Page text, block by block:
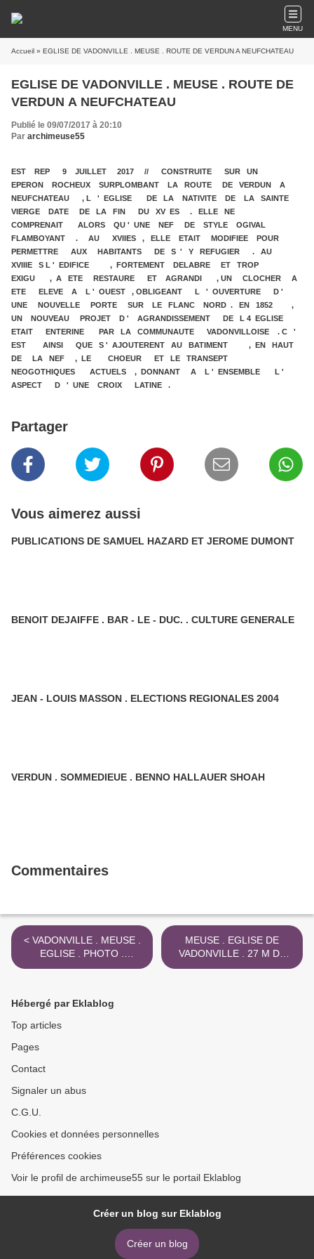
MENU
Accueil » EGLISE DE VADONVILLE . MEUSE . ROUTE DE VERDUN A NEUFCHATEAU
EGLISE DE VADONVILLE . MEUSE . ROUTE DE
VERDUN A NEUFCHATEAU
Publié le 09/07/2017 à 20:10
Par archimeuse55
EST REP 9 JUILLET 2017 // CONSTRUITE SUR UN
EPERON ROCHEUX SURPLOMBANT LA ROUTE DE VERDUN A
NEUFCHATEAU , L ' EGLISE DE LA NATIVITE DE LA SAINTE
VIERGE DATE DE LA FIN DU XV ES . ELLE NE
COMPRENAIT ALORS QU ' UNE NEF DE STYLE OGIVAL
FLAMBOYANT . AU XVIIES , ELLE ETAIT MODIFIEE POUR
PERMETTRE AUX HABITANTS DE S ' Y REFUGIER . AU
XVIIIE S L ' EDIFICE , FORTEMENT DELABRE ET TROP
EXIGU , A ETE RESTAURE ET AGRANDI , UN CLOCHER A
ETE ELEVE A L ' OUEST , OBLIGEANT L ' OUVERTURE D '
UNE NOUVELLE PORTE SUR LE FLANC NORD . EN 1852 ,
UN NOUVEAU PROJET D ' AGRANDISSEMENT DE L 4 EGLISE
ETAIT ENTERINE PAR LA COMMUNAUTE VADONVILLOISE . C '
EST AINSI QUE S ' AJOUTERENT AU BATIMENT , EN HAUT
DE LA NEF , LE CHOEUR ET LE TRANSEPT
NEOGOTHIQUES ACTUELS , DONNANT A L ' ENSEMBLE L '
ASPECT D ' UNE CROIX LATINE .
Partager
Vous aimerez aussi
PUBLICATIONS DE SAMUEL HAZARD ET JEROME DUMONT
BENOIT DEJAIFFE . BAR - LE - DUC. . CULTURE GENERALE
JEAN - LOUIS MASSON . ELECTIONS REGIONALES 2004
VERDUN . SOMMEDIEUE . BENNO HALLAUER SHOAH
Commentaires
< VADONVILLE . MEUSE .
EGLISE . PHOTO .
TRAVAUX D ' ENTRETIEN
MEUSE . EGLISE DE
VADONVILLE . 27 M DE
GOUTTIERES CHANGES >
Hébergé par Eklablog
Top articles
Pages
Contact
Signaler un abus
C.G.U.
Cookies et données personnelles
Préférences cookies
Voir le profil de archimeuse55 sur le portail Eklablog
Créer un blog sur Eklablog
Créer un blog